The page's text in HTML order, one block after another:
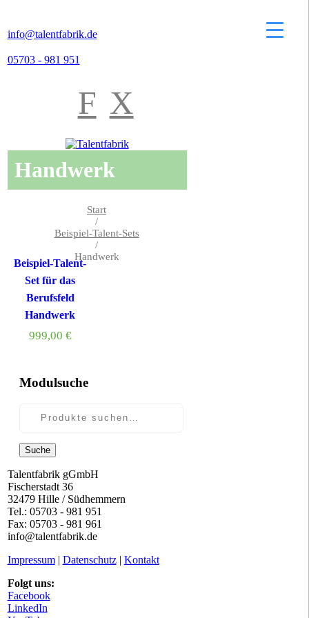
info@talentfabrik.de
05703 - 981 951
F X
Handwerk
Start
/
Beispiel-Talent-Sets
/
Handwerk
Beispiel-Talent-
Set für das
Berufsfeld
Handwerk
999,00 €
Modulsuche
Suche
Talentfabrik gGmbH
Fischerstadt 36
32479 Hille / Südhemmern
Tel.: 05703 - 981 951
Fax: 05703 - 981 961
info@talentfabrik.de
Impressum| Datenschutz| Kontakt
Folgt uns:
Facebook
LinkedIn